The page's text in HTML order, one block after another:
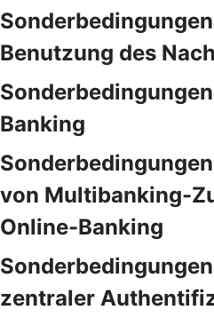
Benutzung des
Banking
von Multibanking-
Online-Banking
zentraler